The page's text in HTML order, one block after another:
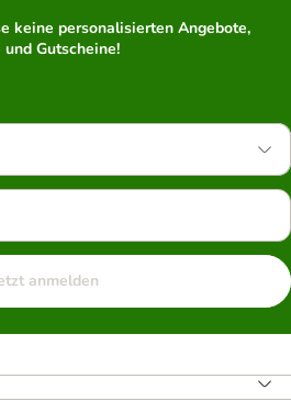
keine personalisierten Angebote,
und Gutscheine!
anmelden